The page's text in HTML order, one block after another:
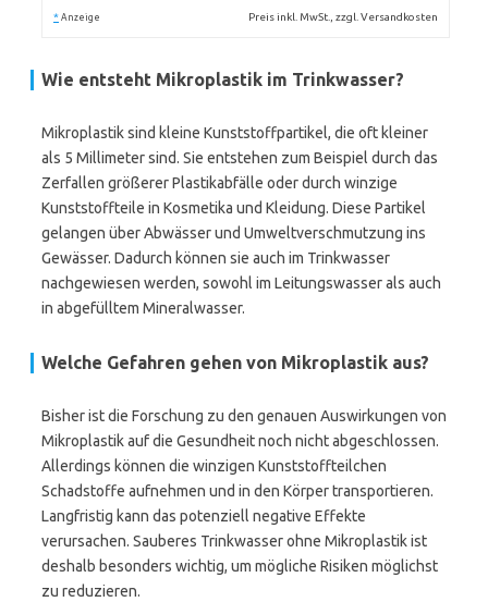
* Anzeige Preis inkl. MwSt., zzgl. Versandkosten
Wie entsteht Mikroplastik im Trinkwasser?
Mikroplastik sind kleine Kunststoffpartikel, die oft kleiner
als 5 Millimeter sind. Sie entstehen zum Beispiel durch das
Zerfallen größerer Plastikabfälle oder durch winzige
Kunststoffteile in Kosmetika und Kleidung. Diese Partikel
gelangen über Abwässer und Umweltverschmutzung ins
Gewässer. Dadurch können sie auch im Trinkwasser
nachgewiesen werden, sowohl im Leitungswasser als auch
in abgefülltem Mineralwasser.
Welche Gefahren gehen von Mikroplastik aus?
Bisher ist die Forschung zu den genauen Auswirkungen von
Mikroplastik auf die Gesundheit noch nicht abgeschlossen.
Allerdings können die winzigen Kunststoffteilchen
Schadstoffe aufnehmen und in den Körper transportieren.
Langfristig kann das potenziell negative Effekte
verursachen. Sauberes Trinkwasser ohne Mikroplastik ist
deshalb besonders wichtig, um mögliche Risiken möglichst
zu reduzieren.